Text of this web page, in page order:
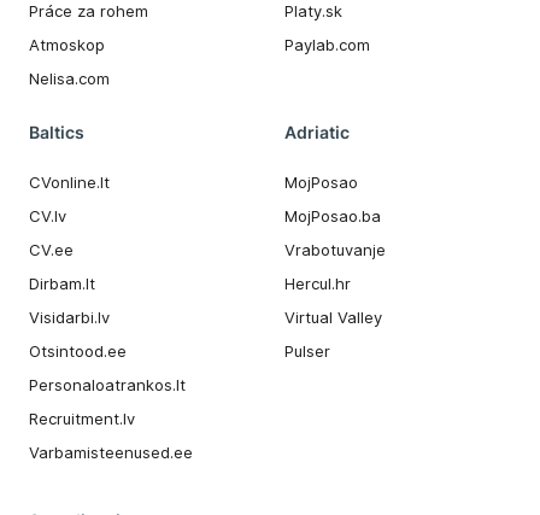
Práce za rohem
Atmoskop
Nelisa.com
Platy.sk
Paylab.com
Baltics
CVonline.lt
CV.lv
CV.ee
Dirbam.It
Visidarbi.lv
Otsintood.ee
Personaloatrankos.lt
Recruitment.lv
Varbamisteenused.ee
Adriatic
MojPosao
MojPosao.ba
Vrabotuvanje
Hercul.hr
Virtual Valley
Pulser